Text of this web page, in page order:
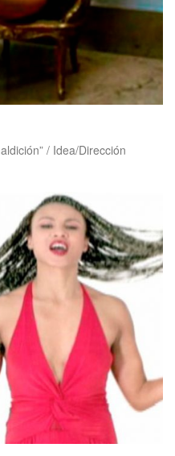
/ Idea/Dirección